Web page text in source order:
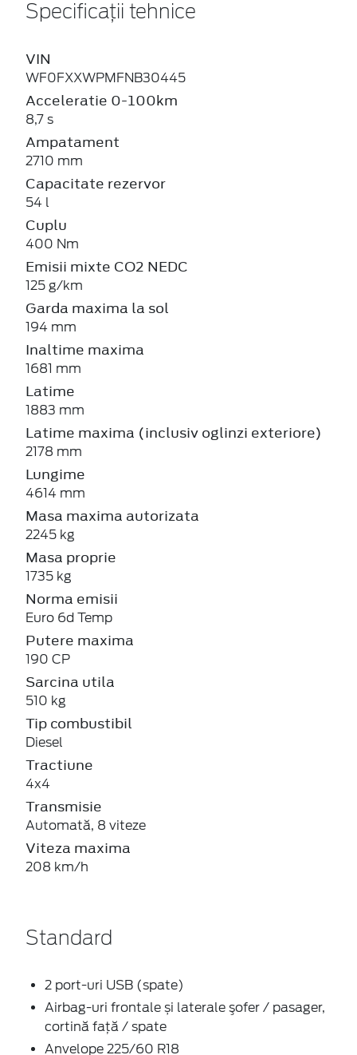
Specificații tehnice
VIN
WF0FXXWPMFNB30445
Acceleratie 0-100km
8,7 s
Ampatament
2710 mm
Capacitate rezervor
54 l
Cuplu
400 Nm
Emisii mixte CO2 NEDC
125 g/km
Garda maxima la sol
194 mm
Inaltime maxima
1681 mm
Latime
1883 mm
Latime maxima (inclusiv oglinzi exteriore)
2178 mm
Lungime
4614 mm
Masa maxima autorizata
2245 kg
Masa proprie
1735 kg
Norma emisii
Euro 6d Temp
Putere maxima
190 CP
Sarcina utila
510 kg
Tip combustibil
Diesel
Tractiune
4x4
Transmisie
Automată, 8 viteze
Viteza maxima
208 km/h
Standard
2 port-uri USB (spate)
Airbag-uri frontale și laterale şofer / pasager,
cortină faţă / spate
Anvelope 225/60 R18